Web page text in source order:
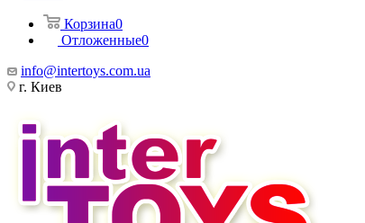
Корзина0
Отложенные0
info@intertoys.com.ua
г. Киев